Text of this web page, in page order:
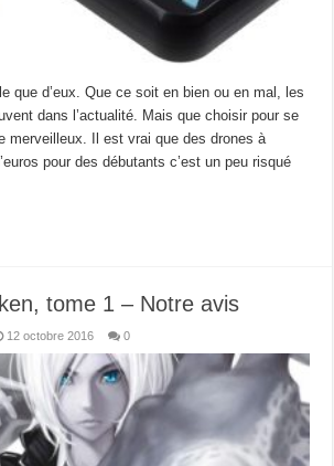
que d’eux. Que ce soit en bien ou en mal, les
dans l’actualité. Mais que choisir pour se
merveilleux. Il est vrai que des drones à
pour des débutants c’est un peu risqué
tome 1 – Notre avis
12 octobre 2016 0